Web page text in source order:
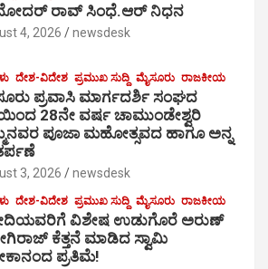
ರಾವ್ ಸಿಂಧೆ.ಆರ್ ನಿಧನ
4, 2026 newsdesk
ದೇಶ-ವಿದೇಶ ಪ್ರಮುಖ ಸುದ್ದಿ ಮೈಸೂರು ರಾಜಕೀಯ
ಪ್ರವಾಸಿ ಮಾರ್ಗದರ್ಶಿ ಸಂಘದ
28ನೇ ವರ್ಷ ಚಾಮುಂಡೇಶ್ವರಿ
ಪೂಜಾ ಮಹೋತ್ಸವದ ಹಾಗೂ ಅನ್ನ
3, 2026 newsdesk
ದೇಶ-ವಿದೇಶ ಪ್ರಮುಖ ಸುದ್ದಿ ಮೈಸೂರು ರಾಜಕೀಯ
ವಿಶೇಷ ಉಡುಗೊರೆ ಅರುಣ್
ಕೆತ್ತನೆ ಮಾಡಿದ ಸ್ವಾಮಿ
ಪ್ರತಿಮೆ!